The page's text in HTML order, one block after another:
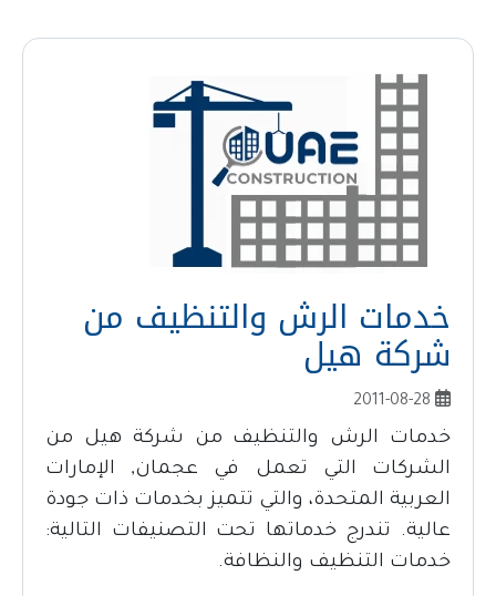
خدمات الرش والتنظيف من
شركة هيل
خدمات الرش والتنظيف من شركة هيل من
الشركات التي تعمل في عجمان, الإمارات
العربية المتحدة، والتي تتميز بخدمات ذات جودة
عالية. تندرج خدماتها تحت التصنيفات التالية:
خدمات التنظيف والنظافة.